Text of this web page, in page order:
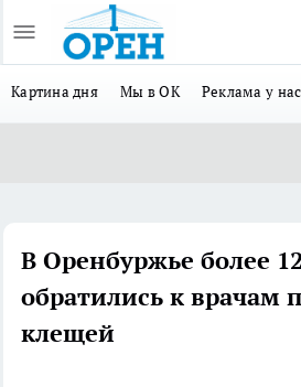
Картина дня Мы в ОК Реклама у нас
В Оренбуржье более
обратились к врачам
клещей